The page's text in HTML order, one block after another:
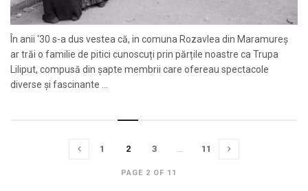
În anii ‘30 s-a dus vestea că, in comuna Rozavlea din Maramureș
ar trăi o familie de pitici cunoscuți prin părțile noastre ca Trupa
Liliput, compusă din șapte membrii care ofereau spectacole
diverse și fascinante ...
PAGE 2 OF 11
1 2 3 … 11